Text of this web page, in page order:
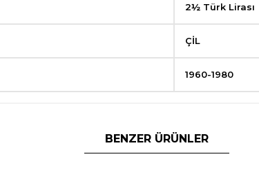
2½ Türk Lirası
ÇİL
1960-1980
BENZER ÜRÜNLER